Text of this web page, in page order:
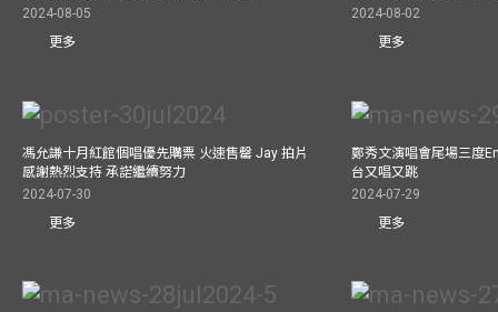
2024-08-05
更多
2024-08-02
更多
馮允謙十月紅館個唱優先購票 火速售罄 Jay 拍片
感謝熱烈支持 承諾繼續努力
2024-07-30
更多
鄭秀文演唱會尾場三度
台又唱又跳
2024-07-29
更多